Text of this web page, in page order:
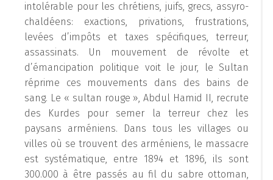
intolérable pour les chrétiens, juifs, grecs, assyro-
chaldéens: exactions, privations, frustrations,
levées d’impôts et taxes spécifiques, terreur,
assassinats. Un mouvement de révolte et
d’émancipation politique voit le jour, le Sultan
réprime ces mouvements dans des bains de
sang. Le « sultan rouge », Abdul Hamid II, recrute
des Kurdes pour semer la terreur chez les
paysans arméniens. Dans tous les villages ou
villes où se trouvent des arméniens, le massacre
est systématique, entre 1894 et 1896, ils sont
300.000 à être passés au fil du sabre ottoman,